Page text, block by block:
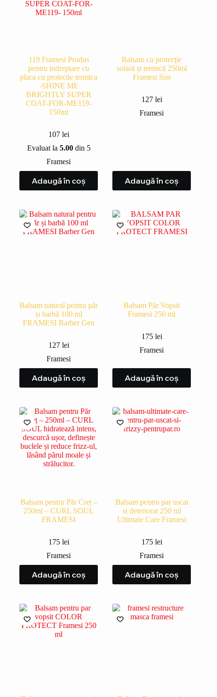
119 Framesi Produs
pentru indreptare cu
placa cu protectie termica
-SHINE ME
BRIGHTLY SUPER
COAT-FOR-ME119-
150ml
107 lei
Evaluat la 5.00din 5
Framesi
Adaugă în coș
Balsam cu protecție
solară și termică 250ml
Framesi Sun
127 lei
Framesi
Adaugă în coș
Balsam natural pentru păr
și barbă 100 ml
FRAMESI Barber Gen
127 lei
Framesi
Adaugă în coș
Balsam Păr Vopsit
Framesi 250 ml
175 lei
Framesi
Adaugă în coș
Balsam pentru Păr Creț –
250ml – CURL SOUL
FRAMESI
175 lei
Framesi
Adaugă în coș
Balsam pentru par uscat
si deteriorat 250 ml
Ultimate Care Framesi
175 lei
Framesi
Adaugă în coș